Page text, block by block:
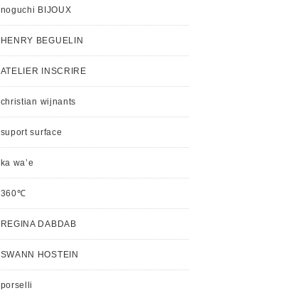
noguchi BIJOUX
HENRY BEGUELIN
ATELIER INSCRIRE
christian wijnants
suport surface
ka wa’e
360℃
REGINA DABDAB
SWANN HOSTEIN
porselli